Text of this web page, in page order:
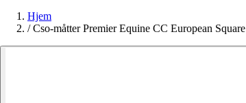
Hjem
/ Cso-måtter Premier Equine CC European Square